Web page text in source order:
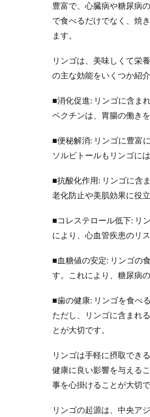
豊富で、心臓病や糖尿病
で食べるだけでなく、焼
ます。
リンゴは、美味しくて栄
の主な効能をいくつか紹介
■消化促進: リンゴに含ま
ペクチンは、胃腸の働き
■便秘解消: リンゴに豊富
ソルビトールもリンゴに
■抗酸化作用: リンゴに含
老化防止や美肌効果に役立
■コレステロール低下: リ
により、心血管疾患のリ
■血糖値の安定: リンゴの
す。これにより、糖尿病
■歯の健康: リンゴを食べ
ただし、リンゴに含まれ
とが大切です。
リンゴは手軽に摂取でき
健康に良い影響を与える
事を心掛けることが大切で
リンゴの起源は、中央ア